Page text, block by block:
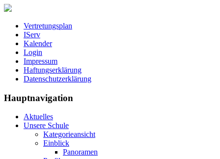
Vertretungsplan
IServ
Kalender
Login
Impressum
Haftungserklärung
Datenschutzerklärung
Hauptnavigation
Aktuelles
Unsere Schule
Kategorieansicht
Einblick
Panoramen